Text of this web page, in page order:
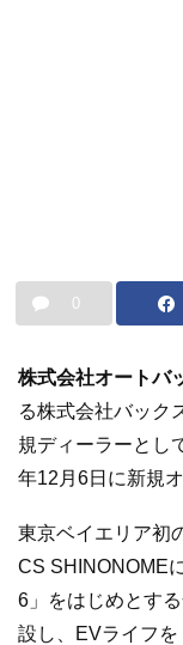
0
株式会社オートバ
る株式会社バック
規ディーラーとし
年12月6日に新規
東京ベイエリア初
CS SHINONOME
6」をはじめとす
設し、EVライフを